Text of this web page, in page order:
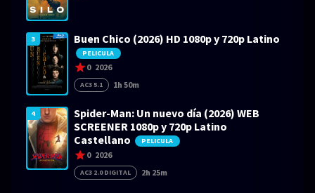
3 Buen Chico (2026) HD 1080p y 720p Latino
PELICULA
0 2026
AC3 5.1 1h 50m
4
Spider-Man: Un nuevo día (2026) WEB
SCREENER 1080p y 720p Latino
Castellano
PELICULA
0 2026
AC3 2.0 DIGITAL 2h 25m